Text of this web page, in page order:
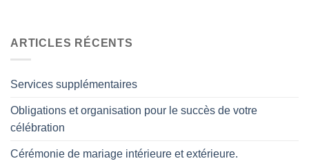
ARTICLES RÉCENTS
Services supplémentaires
Obligations et organisation pour le succès de votre
célébration
Cérémonie de mariage intérieure et extérieure.